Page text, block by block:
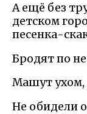
А ещё без
детском
песенка-
Бродят по
Машут ухом,
Не обидели